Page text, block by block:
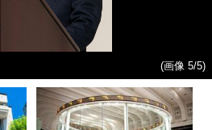
(画像 5/5)